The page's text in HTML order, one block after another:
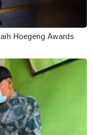
Hoegeng Awards